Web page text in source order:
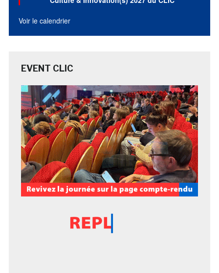
Voir le calendrier
EVENT CLIC